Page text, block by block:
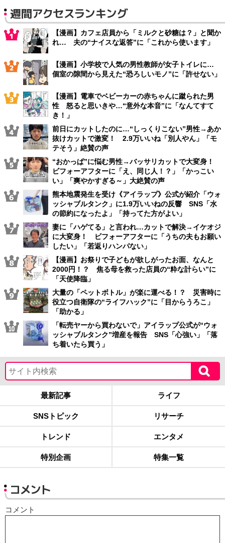
週間アクセスランキング
【漫画】カフェ店員から「ミルクと砂糖は？」と聞か
れ… 夫の“ナイスな返答”に「これから使います」
【漫画】小学校で人気の男性教師が女子トイレに…
個室の隙間から見えた“恐ろしいモノ”に「許せない」
【漫画】電車でベビーカーの赤ちゃんに蹴られた男
性 怒ると思いきや…“意外な本音”に「なんてすて
き！」
前日にカットしたのに…“しっくりこない”男性→あか
抜けカットで激変！ 2.9万いいね「別人やん」「モ
テそう」絶賛の声
“おかっぱ”に悩む男性→バッサリカットで大変身！
ビフォーアフターに「え、同じ人！？」「かっこい
い」「爽やかすぎる～」大絶賛の声
熊本地震発生を受け《アイラップ》公式が紹介「ウォ
ッシャブルタンク」に1.9万いいねの反響 SNS「水
の節約になったよ」「持ってた方がよい」
妻に「ハゲてる」と言われ…カットで解決→イケオジ
に大変身！ ビフォーアフターに「うちの夫もお願い
したい」「若返りハンパない」
【漫画】お祭りで子どもが欲しがったお面、なんと
2000円！？ 焦る母を救った店員の“粋な計らい”に
「天使降臨」
大量の「ペットボトル」が楽に運べる！？ 災害時に
役立つ自衛隊の“ライフハック”に「目からうろこ」
「助かる」
「転売ヤーから買わないで」アイラップ公式が“ウォ
ッシャブルタンク”増産を報告 SNS「心強い」「落
ち着いたら買う」
最新記事 ライフ
SNSトピック リサーチ
トレンド エンタメ
特別企画 特集一覧
コメント
コメント